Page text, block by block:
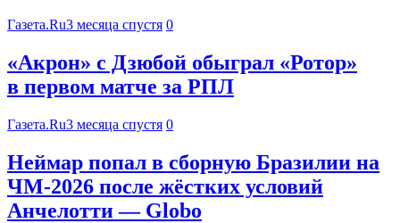
Газета.Ru3 месяца спустя 0
«Акрон» с Дзюбой обыграл «Ротор»
в первом матче за РПЛ
Газета.Ru3 месяца спустя 0
Неймар попал в сборную Бразилии на
ЧМ‑2026 после жёстких условий
Анчелотти — Globo